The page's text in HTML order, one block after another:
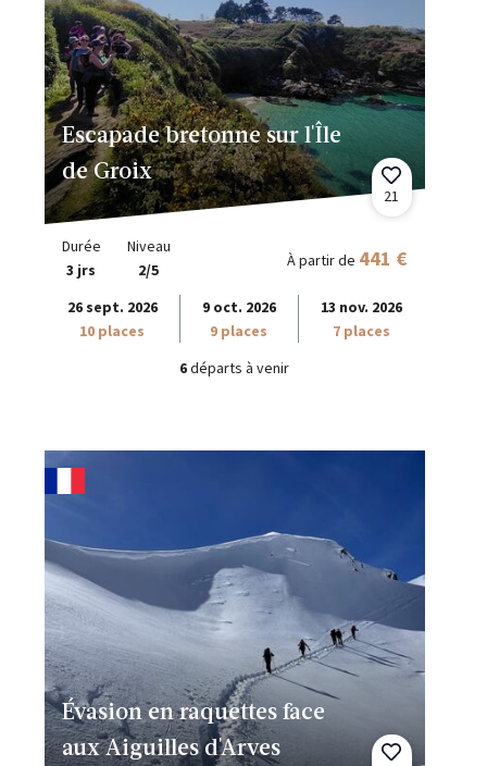
Escapade bretonne sur l'Île
de Groix
21
Durée
3 jrs
Niveau
2/5
À partir de 441 €
26 sept. 2026
10 places
9 oct. 2026
9 places
13 nov. 2026
7 places
6départs à venir
Évasion en raquettes face
aux Aiguilles d'Arves